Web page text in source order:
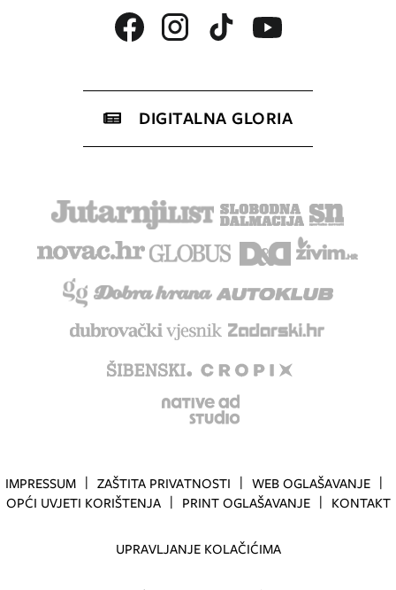
DIGITALNA GLORIA
IMPRESSUM ZAŠTITA PRIVATNOSTI
WEB OGLAŠAVANJE
OPĆI UVJETI KORIŠTENJA
PRINT OGLAŠAVANJE KONTAKT
UPRAVLJANJE KOLAČIĆIMA